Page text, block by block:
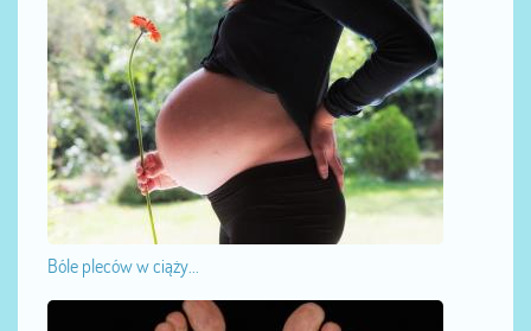
Bóle pleców w ciąży...